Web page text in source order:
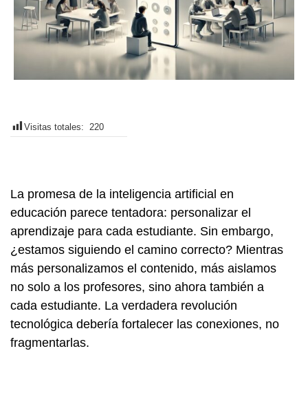
Visitas totales: 220
La promesa de la inteligencia artificial en
educación parece tentadora: personalizar el
aprendizaje para cada estudiante. Sin embargo,
¿estamos siguiendo el camino correcto? Mientras
más personalizamos el contenido, más aislamos
no solo a los profesores, sino ahora también a
cada estudiante. La verdadera revolución
tecnológica debería fortalecer las conexiones, no
fragmentarlas.